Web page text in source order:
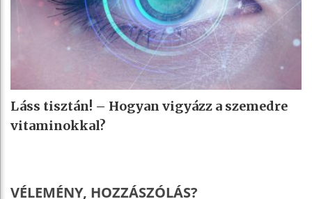
Láss tisztán! – Hogyan vigyázz a szemedre
vitaminokkal?
VÉLEMÉNY, HOZZÁSZÓLÁS?